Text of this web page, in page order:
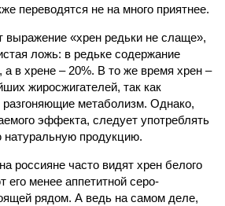
переводятся не на много приятнее.
выражение «хрен редьки не слаще»,
ложь: в редьке содержание
а в хрене – 20%. В то же время хрен –
жиросжигателей, так как
метаболизм. Однако,
эффекта, следует употреблять
натуральную продукцию.
россияне часто видят хрен белого
его менее аппетитной серо-
рядом. А ведь на самом деле,